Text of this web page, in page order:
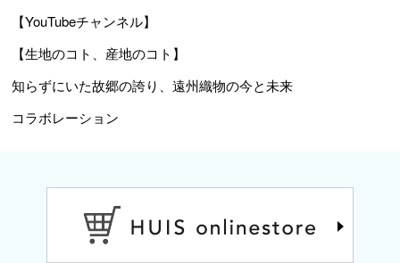
【YouTubeチャンネル】
【生地のコト、産地のコト】
知らずにいた故郷の誇り、遠州織物の今と未来
コラボレーション